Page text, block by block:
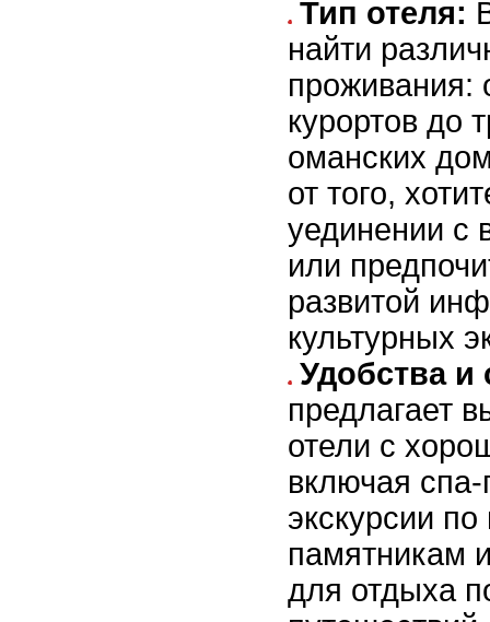
Тип отеля:
найти
проживания:
курортов до
оманских
от того,
уединении с
или
развитой
культурных
Удобства и
предлагает
отели с
включая
экскурсии
памятникам
для отдыха